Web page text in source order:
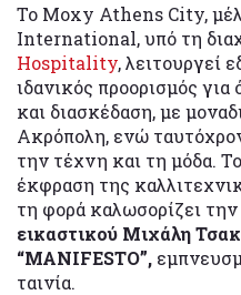
Το Moxy Athens City,
International, υπό τη
Hospitality, λειτουργεί
ιδανικός προορισμός
και διασκέδαση, με
Ακρόπολη, ενώ
την τέχνη και τη μόδα. To
έκφραση της
τη φορά καλωσορίζει την
εικαστικού Μιχάλη
“MANIFESTO”,
ταινία.